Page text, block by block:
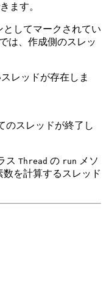
ます。
してマークされてい
は、作成側のスレッ
レッドが存在しま
のスレッドが終了し
ス Thread の run メソ
を計算するスレッド